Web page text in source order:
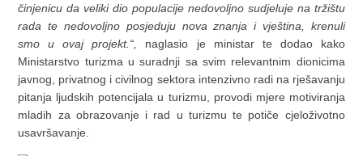
činjenicu da veliki dio populacije nedovoljno sudjeluje na tržištu
rada te nedovoljno posjeduju nova znanja i vještina, krenuli
smo u ovaj projekt.“, naglasio je ministar te dodao kako
Ministarstvo turizma u suradnji sa svim relevantnim dionicima
javnog, privatnog i civilnog sektora intenzivno radi na rješavanju
pitanja ljudskih potencijala u turizmu, provodi mjere motiviranja
mladih za obrazovanje i rad u turizmu te potiče cjeloživotno
usavršavanje.